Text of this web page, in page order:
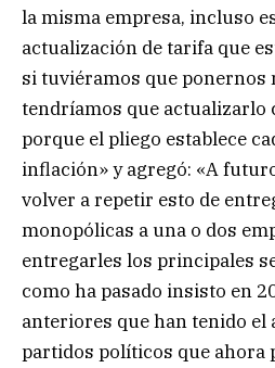
la misma empresa, incluso
actualización de tarifa que
si tuviéramos que ponernos
tendríamos que actualizarlo
porque el pliego establece
inflación» y agregó: «A
volver a repetir esto de
monopólicas a una o dos
entregarles los principales
como ha pasado insisto en
anteriores que han tenido el
partidos políticos que ahora